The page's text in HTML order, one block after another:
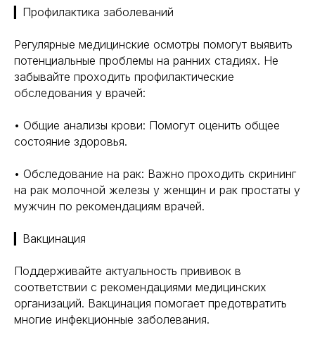
▎Профилактика заболеваний
Регулярные медицинские осмотры помогут выявить
потенциальные проблемы на ранних стадиях. Не
забывайте проходить профилактические
обследования у врачей:
• Общие анализы крови: Помогут оценить общее
состояние здоровья.
• Обследование на рак: Важно проходить скрининг
на рак молочной железы у женщин и рак простаты у
мужчин по рекомендациям врачей.
▎Вакцинация
Поддерживайте актуальность прививок в
соответствии с рекомендациями медицинских
организаций. Вакцинация помогает предотвратить
многие инфекционные заболевания.